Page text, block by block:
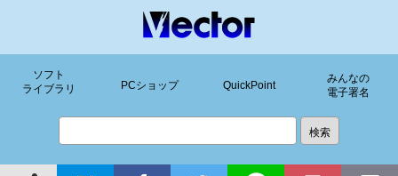
ソフト
ライブラリ
PCショップ QuickPoint
みんなの
電子署名